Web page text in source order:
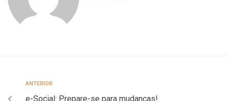
ANTERIOR
e-Social: Prepare-se para mudanças!